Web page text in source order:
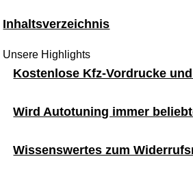
Inhaltsverzeichnis
Unsere Highlights
Kostenlose Kfz-Vordrucke
Wird Autotuning immer
Wissenswertes zum